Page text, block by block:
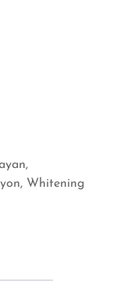
Whitening